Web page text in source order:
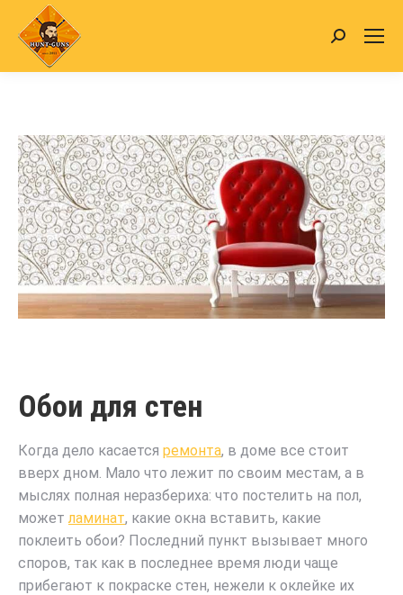
Search:
Обои для стен
Когда дело касается ремонта, в доме все стоит
вверх дном. Мало что лежит по своим местам, а в
мыслях полная неразбериха: что постелить на пол,
можетламинат, какие окна вставить, какие
поклеить обои? Последний пункт вызывает много
споров, так как в последнее время люди чаще
прибегают к покраске стен, нежели к оклейке их